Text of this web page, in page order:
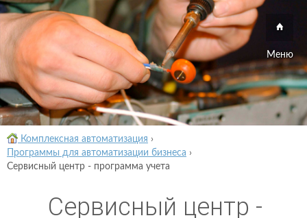
Меню
Комплексная автоматизация ›
Программы для автоматизации бизнеса ›
Сервисный центр - программа учета
Сервисный центр -